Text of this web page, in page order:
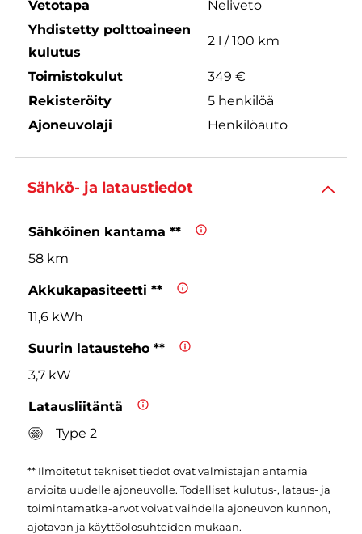
Vetotapa
Neliveto
Yhdistetty polttoaineen
kulutus
2 l / 100 km
Toimistokulut
349 €
Rekisteröity
5 henkilöä
Ajoneuvolaji
Henkilöauto
Sähkö- ja lataustiedot
Sähköinen kantama **
58 km
Akkukapasiteetti **
11,6 kWh
Suurin latausteho **
3,7 kW
Latausliitäntä
Type 2
** Ilmoitetut tekniset tiedot ovat valmistajan antamia
arvioita uudelle ajoneuvolle. Todelliset kulutus-, lataus- ja
toimintamatka-arvot voivat vaihdella ajoneuvon kunnon,
ajotavan ja käyttöolosuhteiden mukaan.